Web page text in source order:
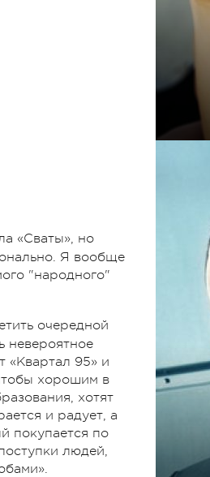
«Сваты», но
Я вообще
"народного"
очередной
невероятное
«Квартал 95» и
хорошим в
хотят
и радует, а
покупается по
людей,